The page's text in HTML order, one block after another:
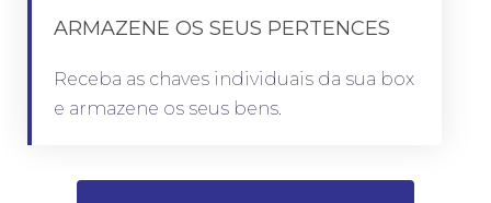
ARMAZENE OS SEUS PERTENCES
Receba as chaves individuais da sua box
e armazene os seus bens.